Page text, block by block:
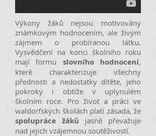
Výkony žáků nejsou motivovány
známkovým hodnocením, ale živým
zájmem o probíranou látku.
Vysvědčení na konci školního roku
mají formu slovního hodnocení,
které charakterizuje všechny
přednosti a nedostatky dítěte, jeho
pokroky i obtíže v uplynulém
školním roce. Pro život a práci ve
waldorfských školách platí zásada, že
spolupráce žáků jasně převažuje
nad jejich vzájemnou soutěživostí.